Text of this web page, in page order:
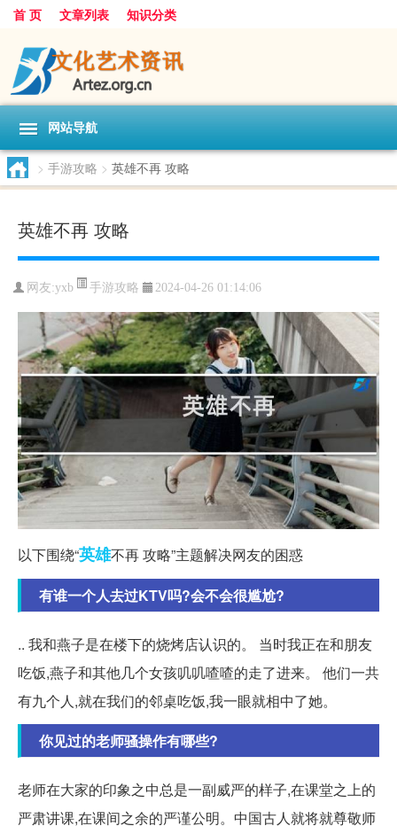
首 页 文章列表 知识分类
网站导航
> 手游攻略 > 英雄不再 攻略
英雄不再 攻略
网友:yxb 手游攻略 2024-04-26 01:14:06
以下围绕“英雄不再 攻略”主题解决网友的困惑
有谁一个人去过KTV吗?会不会很尴尬?
.. 我和燕子是在楼下的烧烤店认识的。 当时我正在和朋友
吃饭,燕子和其他几个女孩叽叽喳喳的走了进来。 他们一共
有九个人,就在我们的邻桌吃饭,我一眼就相中了她。
你见过的老师骚操作有哪些?
老师在大家的印象之中总是一副威严的样子,在课堂之上的
严肃讲课,在课间之余的严谨公明。中国古人就将就尊敬师